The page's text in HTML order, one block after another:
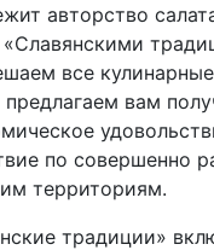
авторство
все
вам
по совершенно
территориям.
традиции»